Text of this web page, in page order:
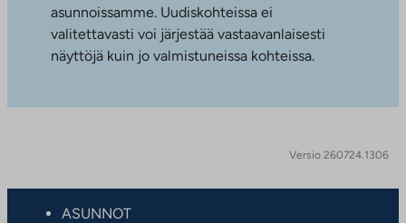
asunnoissamme. Uudiskohteissa ei
valitettavasti voi järjestää vastaavanlaisesti
näyttöjä kuin jo valmistuneissa kohteissa.
Versio 260724.1306
ASUNNOT